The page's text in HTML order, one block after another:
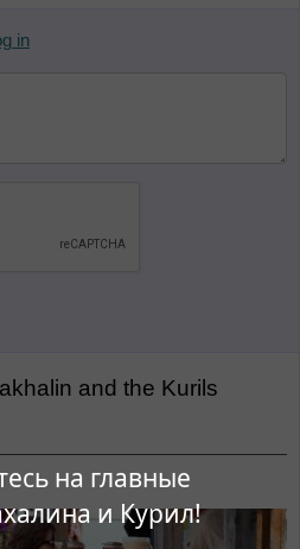
на главные
и Курил!
in
and the Kurils